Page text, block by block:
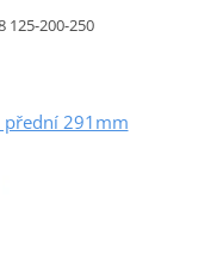
125-200-250
přední 291mm